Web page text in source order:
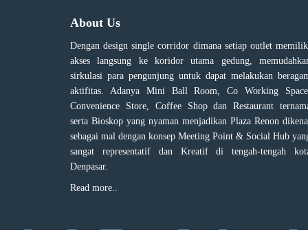
About Us
Dengan design single corridor dimana setiap outlet
akses langsung ke koridor utama gedung,
sirkulasi para pengunjung untuk dapat melakukan
aktifitas. Adanya Mini Ball Room, Co Working
Convenience Store, Coffee Shop dan Restaurant
serta Bioskop yang nyaman menjadikan Plaza Renon
sebagai mal dengan konsep Meeting Point & Social Hub
sangat representatif dan Kreatif di tengah-tengah
Denpasar.
Read more..